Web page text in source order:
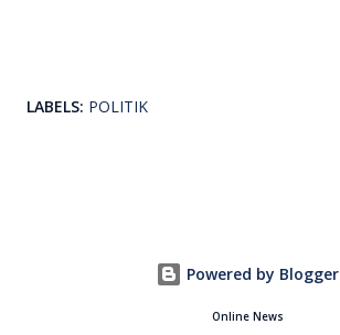
LABELS: POLITIK
Powered by Blogger
Online News